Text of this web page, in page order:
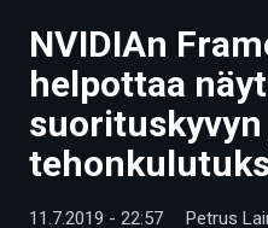
UUTISET
ARTIKKELIT
VIDEOT
TECHBBS
NVIDIAn
helpottaa
suorituskyvyn
11.7.2019 - 22:57 Petrus